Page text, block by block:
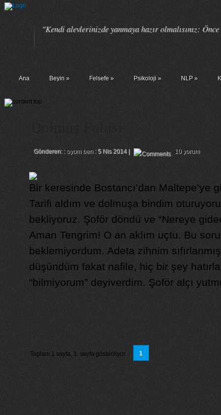
"Kendi alevlerinizde yanmaya hazır olmalısınız:
Ana Beyin» Felsefe» Psikoloji» NLP»
Gönderen: : oyum ben: 5 Nis 2014 | 10 yorum
Bir keresinde Bostancı’dan Maltepe’ye
Tarifi aldım ve dolmuşa bindim
bekliyoruz. Şoför döndü ve “Nereye
Aman Tengrim! O an aklım uçtu. Bu
beklemiyordum. Adeta zihnim
düşündüm fakat nafile, hiç bir şey
“bilmiyorum” deyiverdim. Şoför alçı
Toplam 1 sayfa, 1. sayfa gösteriliyor. 1